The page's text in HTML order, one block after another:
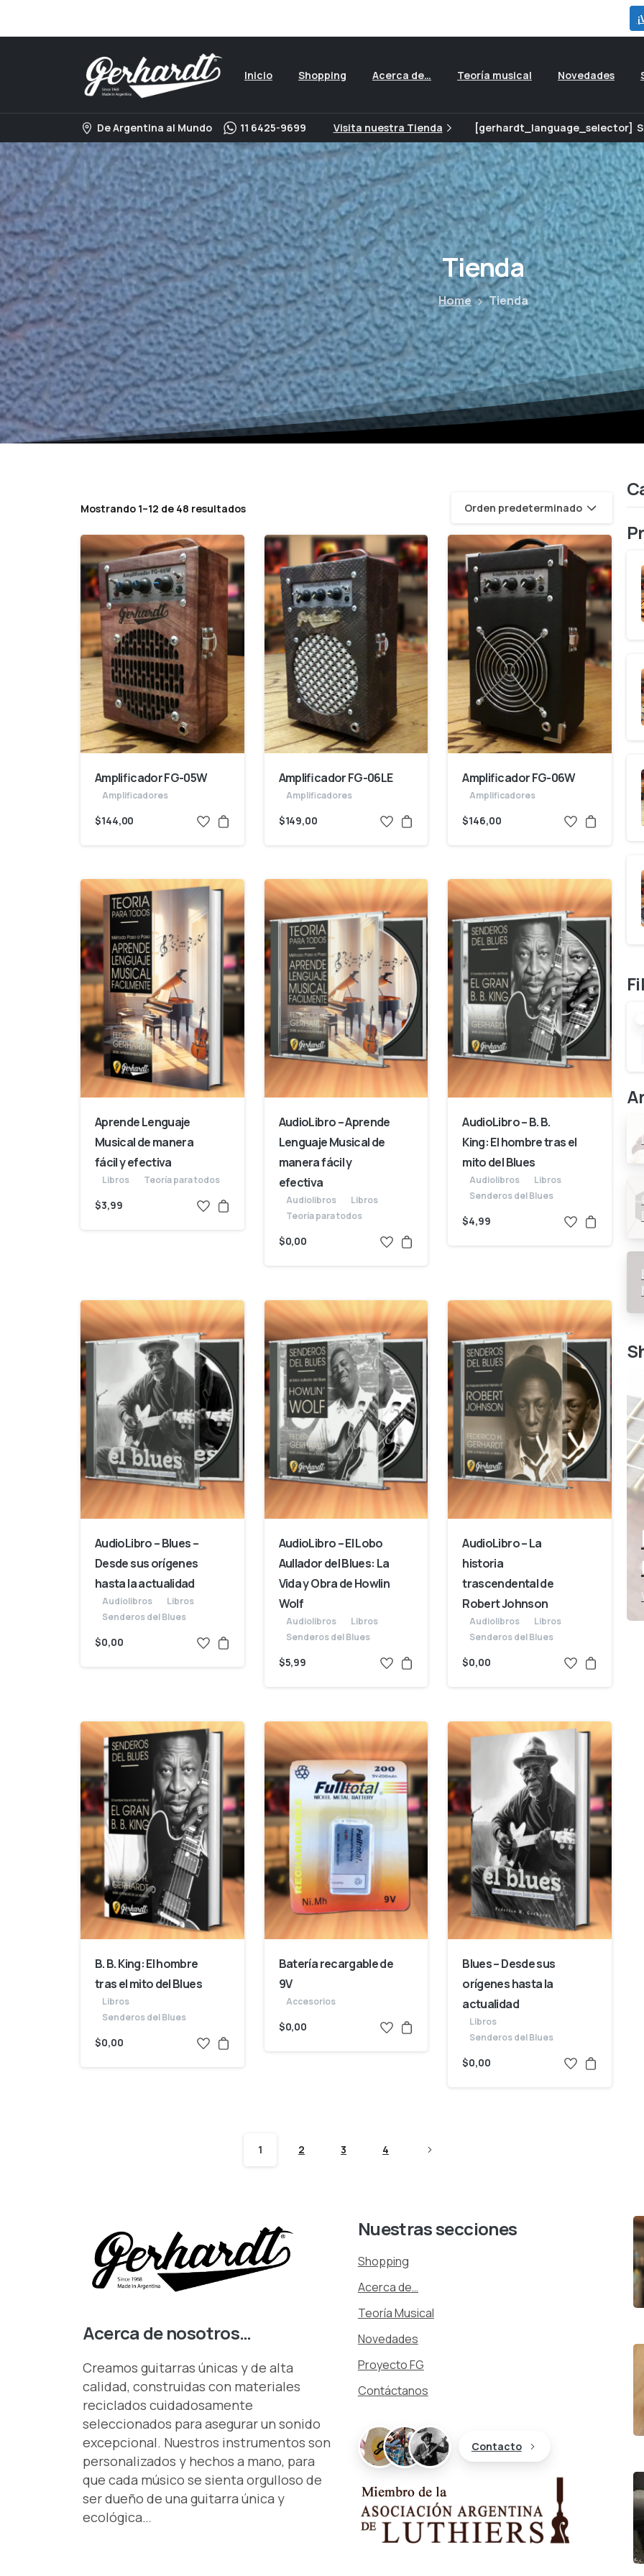
Inicio Shopping Acerca de… Teoría musical Novedades
De Argentina al Mundo 11 6425-9699 Visita nuestra Tienda [gerhardt_language_selector]
Tienda
Home Tienda
Mostrando 1–12 de 48 resultados Orden predeterminado
Amplificador FG-05W
Amplificadores
$144,00
Amplificador FG-06LE
Amplificadores
$149,00
Amplificador FG-06W
Amplificadores
$146,00
Aprende Lenguaje
Musical de manera
fácil y efectiva
Libros Teoría para todos
$3,99
AudioLibro – Aprende
Lenguaje Musical de
manera fácil y
efectiva
Audiolibros
Libros
Teoría para todos
$0,00
AudioLibro – B. B.
King: El hombre tras el
mito del Blues
Audiolibros
Libros
Senderos del Blues
$4,99
AudioLibro – Blues –
Desde sus orígenes
hasta la actualidad
Audiolibros
Libros
Senderos del Blues
$0,00
AudioLibro – El Lobo
Aullador del Blues: La
Vida y Obra de Howlin
Wolf
Audiolibros
Libros
Senderos del Blues
$5,99
AudioLibro – La
historia
trascendental de
Robert Johnson
Audiolibros
Libros
Senderos del Blues
$0,00
B. B. King: El hombre
tras el mito del Blues
Libros
Senderos del Blues
$0,00
Batería recargable de
9V
Accesorios
$0,00
Blues – Desde sus
orígenes hasta la
actualidad
Libros
Senderos del Blues
$0,00
1 2 3 4
Acerca de nosotros…
Creamos guitarras únicas y de alta
calidad, construidas con materiales
reciclados cuidadosamente
seleccionados para asegurar un sonido
excepcional. Nuestros instrumentos son
personalizados y hechos a mano, para
que cada músico se sienta orgulloso de
ser dueño de una guitarra única y
ecológica…
Nuestrassecciones
Shopping
Acerca de…
Teoría Musical
Novedades
Proyecto FG
Contáctanos
Contacto